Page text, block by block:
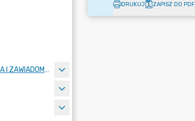
OBWIESZCZENIA I ZAWIADOMIENIA
DRUKUJ ZAPISZ DO PDF